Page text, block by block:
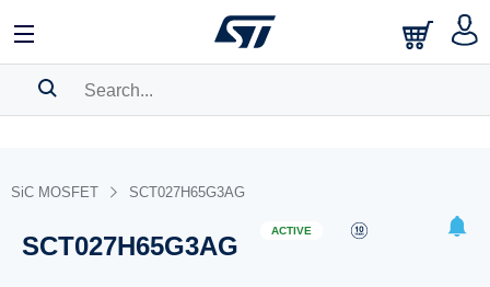
BOOKMARK
to show your saved searches.
SiC MOSFET SCT027H65G3AG
SCT027H65G3AG
ACTIVE